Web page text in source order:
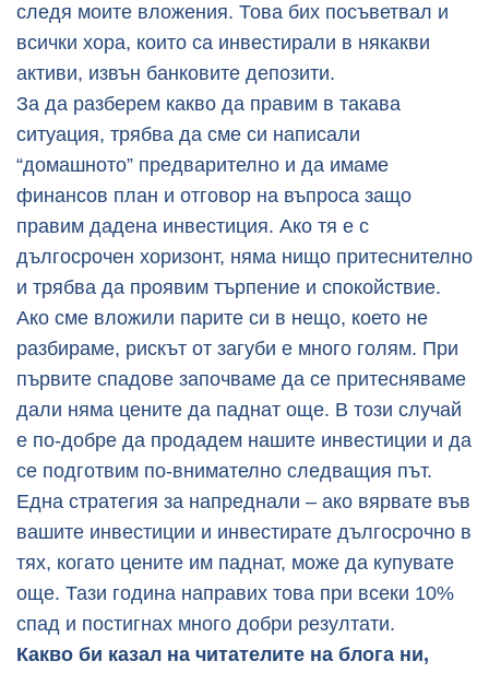
следя моите вложения. Това бих посъветвал и
всички хора, които са инвестирали в някакви
активи, извън банковите депозити.
За да разберем какво да правим в такава
ситуация, трябва да сме си написали
“домашното” предварително и да имаме
финансов план и отговор на въпроса защо
правим дадена инвестиция. Ако тя е с
дългосрочен хоризонт, няма нищо притеснително
и трябва да проявим търпение и спокойствие.
Ако сме вложили парите си в нещо, което не
разбираме, рискът от загуби е много голям. При
първите спадове започваме да се притесняваме
дали няма цените да паднат още. В този случай
е по-добре да продадем нашите инвестиции и да
се подготвим по-внимателно следващия път.
Една стратегия за напреднали – ако вярвате във
вашите инвестиции и инвестирате дългосрочно в
тях, когато цените им паднат, може да купувате
още. Тази година направих това при всеки 10%
спад и постигнах много добри резултати.
Какво би казал на читателите на блога ни,